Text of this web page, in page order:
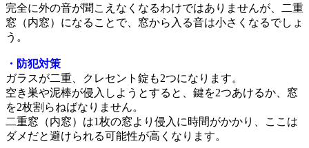
完全に外の音が聞こえなくなるわけではありませんが、二重
窓（内窓）になることで、窓から入る音は小さくなるでしょ
う。
・防犯対策
ガラスが二重、クレセント錠も2つになります。
空き巣や泥棒が侵入しようとすると、鍵を2つあけるか、窓
を2枚割らねばなりません。
二重窓（内窓）は1枚の窓より侵入に時間がかかり、ここは
ダメだと避けられる可能性が高くなります。